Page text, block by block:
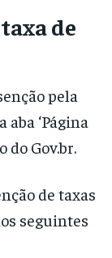
de
pela
aba ‘Página
do Gov.br.
de taxas
seguintes